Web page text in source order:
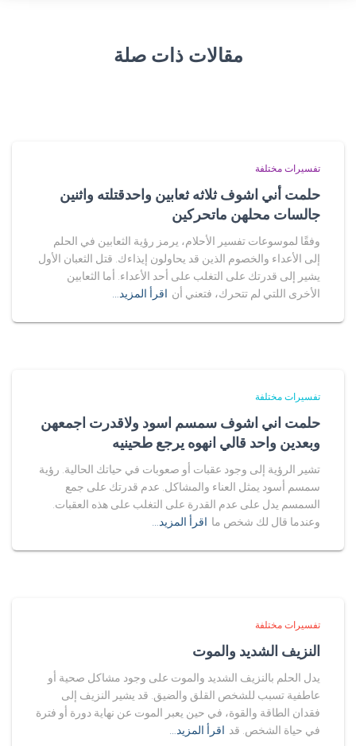
مقالات ذات صلة
تفسيرات مختلفة
حلمت أني اشوف ثلاثه ثعابين واحدقتلته واثنين
جالسات محلهن ماتحركين
وفقًا لموسوعات تفسير الأحلام، يرمز رؤية الثعابين في الحلم
إلى الأعداء والخصوم الذين قد يحاولون إيذاءك. قتل الثعبان الأول
يشير إلى قدرتك على التغلب على أحد الأعداء. أما الثعابين
الأخرى اللتي لم تتحرك، فتعني أن اقرأ المزيد…
تفسيرات مختلفة
حلمت اني اشوف سمسم اسود ولاقدرت اجمعهن
وبعدين واحد قالي انهوه يرجع طحينيه
تشير الرؤية إلى وجود عقبات أو صعوبات في حياتك الحالية. رؤية
سمسم أسود يمثل العناء والمشاكل. عدم قدرتك على جمع
السمسم يدل على عدم القدرة على التغلب على هذه العقبات.
وعندما قال لك شخص ما اقرأ المزيد…
تفسيرات مختلفة
النزيف الشديد والموت
يدل الحلم بالنزيف الشديد والموت على وجود مشاكل صحية أو
عاطفية تسبب للشخص القلق والضيق. قد يشير النزيف إلى
فقدان الطاقة والقوة، في حين يعبر الموت عن نهاية دورة أو فترة
في حياة الشخص. قد اقرأ المزيد…